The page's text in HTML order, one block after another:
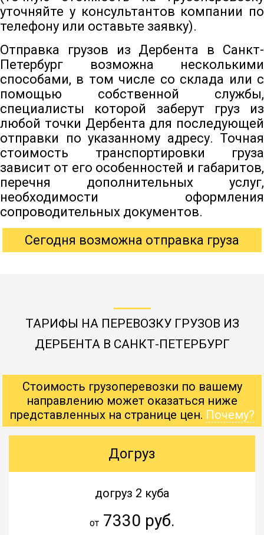
уточняйте у консультантов компании по
телефону или оставьте заявку).
Отправка грузов из Дербента в Санкт-
Петербург возможна несколькими
способами, в том числе со склада или с
помощью собственной службы,
специалисты которой заберут груз из
любой точки Дербента для последующей
отправки по указанному адресу. Точная
стоимость транспортировки груза
зависит от его особенностей и габаритов,
перечня дополнительных услуг,
необходимости оформления
сопроводительных документов.
Сегодня возможна отправка груза
ТАРИФЫ НА ПЕРЕВОЗКУ ГРУЗОВ ИЗ
ДЕРБЕНТА В САНКТ-ПЕТЕРБУРГ
Стоимость грузоперевозки по вашему
направлению может оказаться ниже
представленных на странице цен. Почему?
Догруз
догруз 2 куба
от7330 руб.